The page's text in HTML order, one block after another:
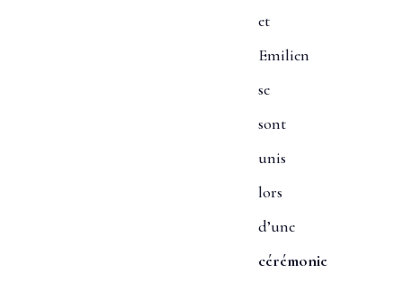
et
Emilien
se
sont
unis
lors
d’une
cérémonie